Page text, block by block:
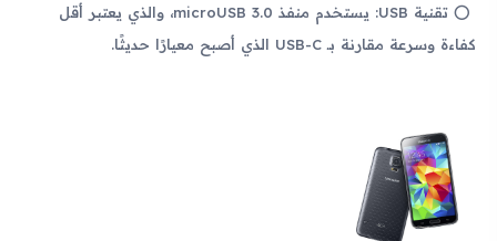
تقنية USB: يستخدم منفذ microUSB 3.0، والذي يعتبر أقل
كفاءة وسرعة مقارنة بـ USB-C الذي أصبح معيارًا حديثًا.